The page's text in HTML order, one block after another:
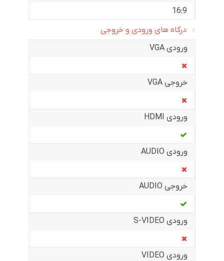
16:9
درگاه های ورودی و خروجی
ورودی VGA
خروجی VGA
ورودی HDMI
ورودی AUDIO
خروجی AUDIO
ورودی S-VIDEO
ورودی VIDEO